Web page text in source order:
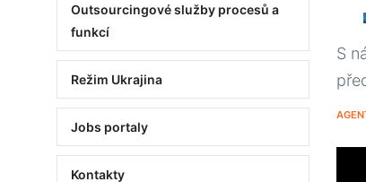
S
Outsourcingové služby procesů a
funkcí
Režim Ukrajina
Jobs portaly
Kontakty